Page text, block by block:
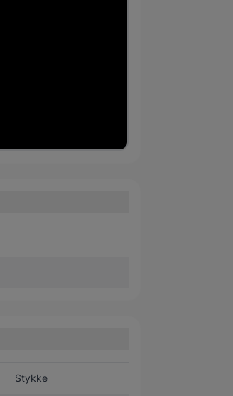
Stykke